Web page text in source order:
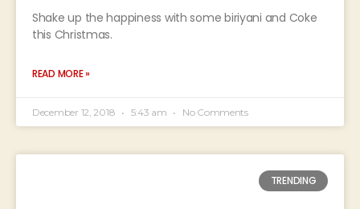
Shake up the happiness with some biriyani and Coke
this Christmas.
READ MORE »
December 12, 2018 5:43 am No Comments
TRENDING